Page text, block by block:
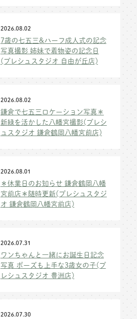
2026.08.02
7歳の七五三&ハーフ成人式の記念
写真撮影 姉妹で着物姿の記念日
(プレシュスタジオ 自由が丘店)
2026.08.02
鎌倉で七五三ロケーション写真＊
新緑を活かした八幡宮撮影(プレシ
ュスタジオ 鎌倉鶴岡八幡宮前店)
2026.08.01
＊休業日のお知らせ 鎌倉鶴岡八幡
宮前店＊随時更新(プレシュスタジ
オ 鎌倉鶴岡八幡宮前店)
2026.07.31
ワンちゃんと一緒にお誕生日記念
写真 ポーズも上手な3歳女の子(プ
レシュスタジオ 豊洲店)
2026.07.30